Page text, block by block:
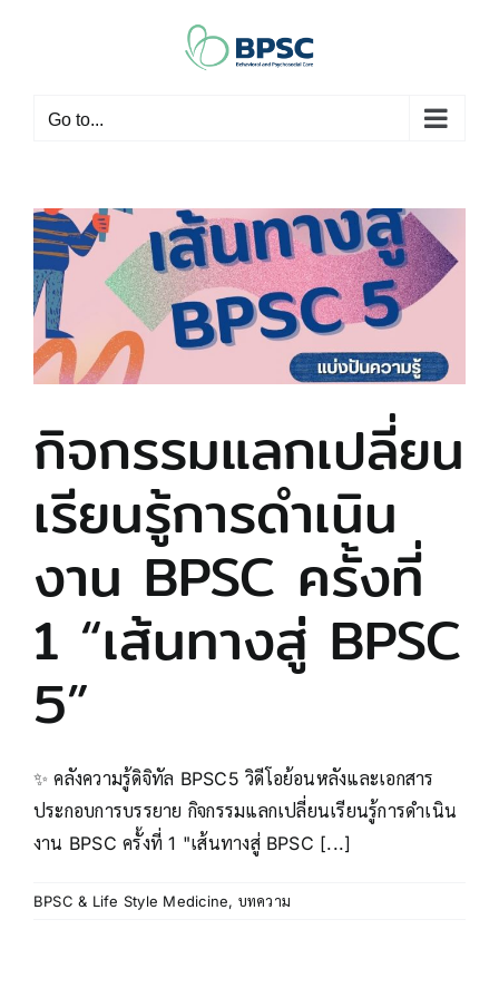
Go to...
กิจกรรมแลกเปลี่ยน
เรียนรู้การดำเนิน
งาน BPSC ครั้งที่
1 “เส้นทางสู่ BPSC
5”
✨ คลังความรู้ดิจิทัล BPSC5 วิดีโอย้อนหลังและเอกสาร
ประกอบการบรรยาย กิจกรรมแลกเปลี่ยนเรียนรู้การดำเนิน
งาน BPSC ครั้งที่ 1 "เส้นทางสู่ BPSC [...]
BPSC & Life Style Medicine, บทความ